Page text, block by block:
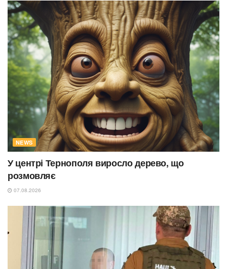
NEWS
У центрі Тернополя виросло дерево, що
розмовляє
07.08.2026